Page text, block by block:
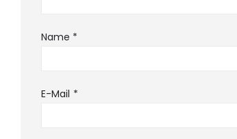
Name *
E-Mail *